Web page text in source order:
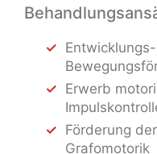
Erwerb
Förderung
Grafomotorik